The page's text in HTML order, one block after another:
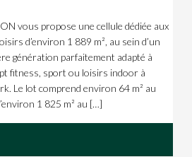
vous propose une cellule dédiée aux
d’environ 1 889 m², au sein d’un
génération parfaitement adapté à
fitness, sport ou loisirs indoor à
Le lot comprend environ 64 m² au
1 825 m² au […]